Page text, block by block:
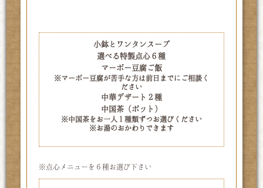
小鉢とワンタンスープ
選べる特製点心６種
マーボー豆腐ご飯
※マーボー豆腐が苦手な方は前日までにご相談く
ださい
中華デザート２種
中国茶（ポット）
※中国茶をお一人１種類ずつお選びください
※お湯のおかわりできます
※点心メニューを６種お選び下さい